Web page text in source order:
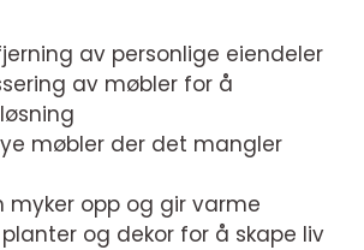
av personlige eiendeler
av møbler for å
møbler der det mangler
myker opp og gir varme
planter og dekor for å skape liv